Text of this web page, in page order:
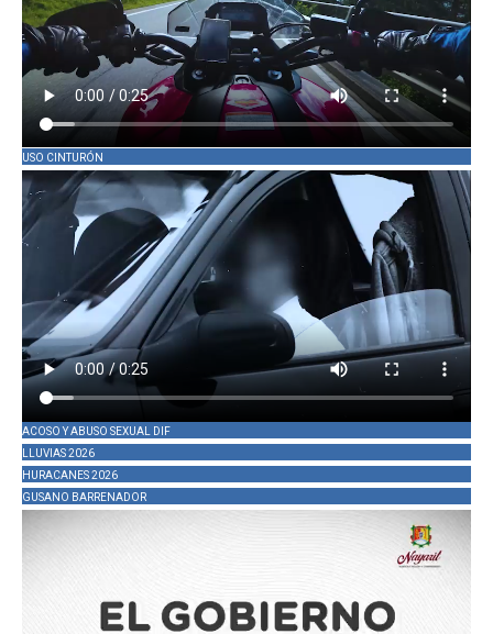
USO CINTURÓN
ACOSO Y ABUSO SEXUAL DIF
LLUVIAS 2026
HURACANES 2026
GUSANO BARRENADOR